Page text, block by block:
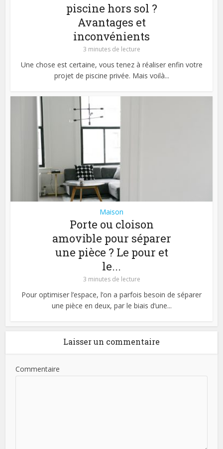
piscine hors sol ?
Avantages et
inconvénients
3 minutes de lecture
Une chose est certaine, vous tenez à réaliser enfin votre
projet de piscine privée. Mais voilà...
Maison
Porte ou cloison
amovible pour séparer
une pièce ? Le pour et
le...
3 minutes de lecture
Pour optimiser l’espace, l’on a parfois besoin de séparer
une pièce en deux, par le biais d’une...
Laisser un commentaire
Commentaire